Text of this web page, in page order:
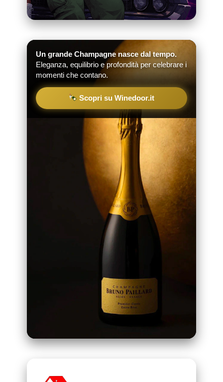
Un grande Champagne nasce dal tempo.
Eleganza, equilibrio e profondità per celebrare i
momenti che contano.
Scopri su Winedoor.it